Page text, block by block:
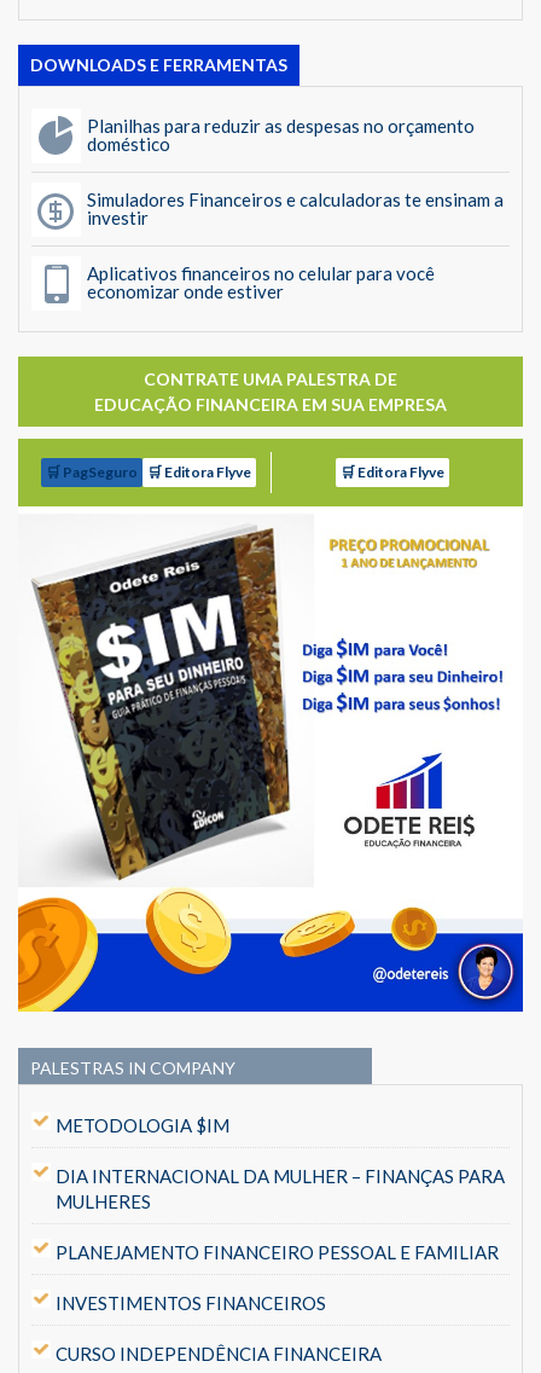
DOWNLOADS E FERRAMENTAS
Planilhas para reduzir as despesas no orçamento
doméstico
Simuladores Financeiros e calculadoras te ensinam a
investir
Aplicativos financeiros no celular para você
economizar onde estiver
CONTRATE UMA PALESTRA DE
EDUCAÇÃO FINANCEIRA EM SUA EMPRESA
🛒 PagSeguro 🛒 Editora Flyve 🛒 Editora Flyve
PALESTRAS IN COMPANY
METODOLOGIA $IM
DIA INTERNACIONAL DA MULHER – FINANÇAS PARA
MULHERES
PLANEJAMENTO FINANCEIRO PESSOAL E FAMILIAR
INVESTIMENTOS FINANCEIROS
CURSO INDEPENDÊNCIA FINANCEIRA